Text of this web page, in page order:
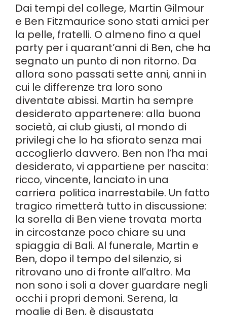
Dai tempi del college, Martin Gilmour
e Ben Fitzmaurice sono stati amici per
la pelle, fratelli. O almeno fino a quel
party per i quarant’anni di Ben, che ha
segnato un punto di non ritorno. Da
allora sono passati sette anni, anni in
cui le differenze tra loro sono
diventate abissi. Martin ha sempre
desiderato appartenere: alla buona
società, ai club giusti, al mondo di
privilegi che lo ha sfiorato senza mai
accoglierlo davvero. Ben non l’ha mai
desiderato, vi appartiene per nascita:
ricco, vincente, lanciato in una
carriera politica inarrestabile. Un fatto
tragico rimetterà tutto in discussione:
la sorella di Ben viene trovata morta
in circostanze poco chiare su una
spiaggia di Bali. Al funerale, Martin e
Ben, dopo il tempo del silenzio, si
ritrovano uno di fronte all’altro. Ma
non sono i soli a dover guardare negli
occhi i propri demoni. Serena, la
moglie di Ben, è disgustata